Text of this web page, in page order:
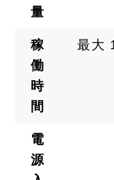
量
稼
働
時
間
最大
電
源